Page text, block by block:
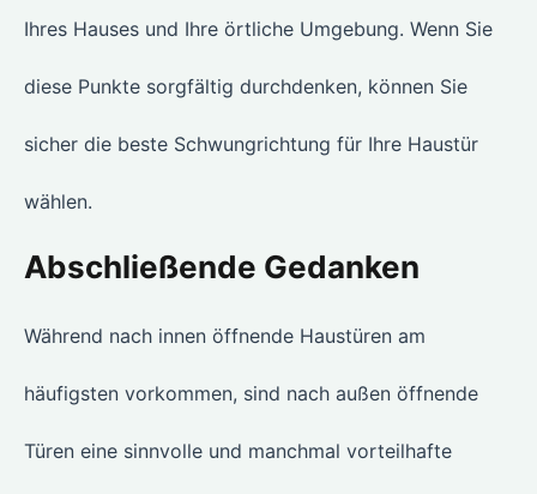
Ihres Hauses und Ihre örtliche Umgebung. Wenn Sie
diese Punkte sorgfältig durchdenken, können Sie
sicher die beste Schwungrichtung für Ihre Haustür
wählen.
Abschließende Gedanken
Während nach innen öffnende Haustüren am
häufigsten vorkommen, sind nach außen öffnende
Türen eine sinnvolle und manchmal vorteilhafte